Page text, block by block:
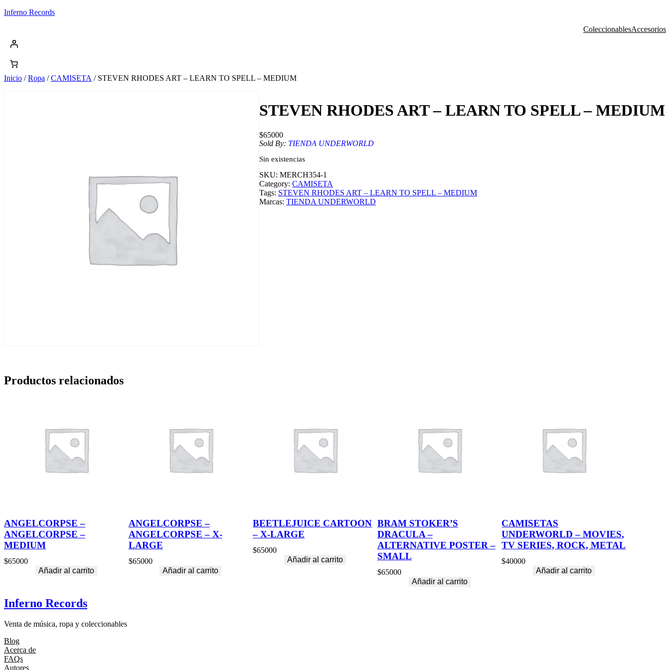
Saltar
Inferno Records
ColeccionablesAccesorios
Inicio /Ropa /CAMISETA / STEVEN RHODES ART – LEARN TO SPELL – MEDIUM
STEVEN RHODES ART – LEARN TO SPELL – MEDIUM
$65000
Sold By: TIENDA UNDERWORLD
Sin existencias
SKU: MERCH354-1
Category: CAMISETA
Tags: STEVEN RHODES ART – LEARN TO SPELL – MEDIUM
Marcas: TIENDA UNDERWORLD
Productos relacionados
ANGELCORPSE –
ANGELCORPSE –
MEDIUM
$65000
Añadir al carrito
ANGELCORPSE –
ANGELCORPSE – X-
LARGE
$65000
Añadir al carrito
BEETLEJUICE CARTOON
– X-LARGE
$65000
Añadir al carrito
BRAM STOKER’S
DRACULA –
ALTERNATIVE POSTER –
SMALL
$65000
Añadir al carrito
CAMISETAS
UNDERWORLD – MOVIES,
TV SERIES, ROCK, METAL
$40000
Añadir al carrito
Inferno Records
Venta de música, ropa y coleccionables
Blog
Acerca de
FAQs
Autores